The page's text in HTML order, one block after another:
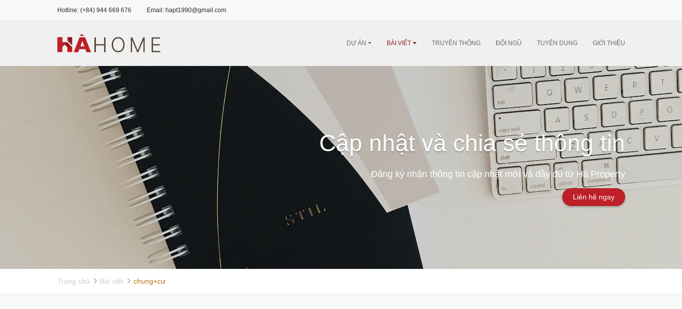
Hotline: (+84) 944 669 676 Email: hapt1990@gmail.com
DỰ ÁN BÀI VIẾT TRUYỀN THÔNG ĐỘI NGŨ TUYỂN DỤNG GIỚI THIỆU
Cập nhật và chia sẻ thông tin
Đăng ký nhận thông tin cập nhật mới và đầy đủ từ Hà Property
Liên hệ ngay
Trang chủ Bài viết chung+cư